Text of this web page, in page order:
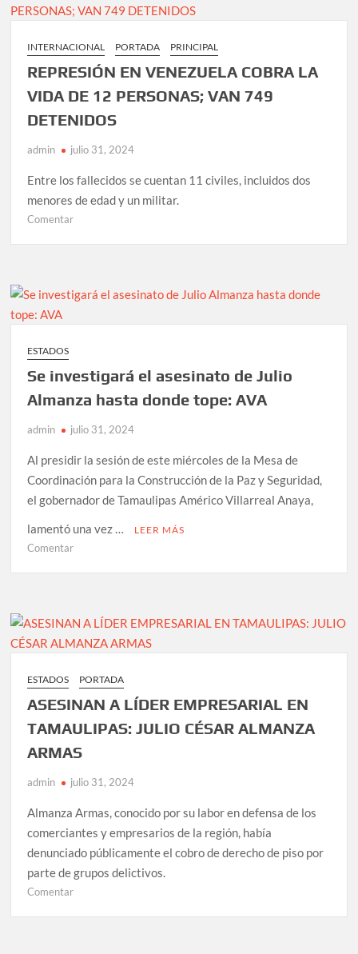
retórica”:
sobre
escuadrones
asesinos
INTERNACIONAL PORTADA PRINCIPAL
REPRESIÓN EN VENEZUELA COBRA LA
VIDA DE 12 PERSONAS; VAN 749
DETENIDOS
admin julio 31, 2024
Entre los fallecidos se cuentan 11 civiles, incluidos dos
menores de edad y un militar.
Comentaren
COBRA
VIDA
PERSONAS;
DETENIDOS
ESTADOS
Se investigará el asesinato de Julio
Almanza hasta donde tope: AVA
admin julio 31, 2024
Al presidir la sesión de este miércoles de la Mesa de
Coordinación para la Construcción de la Paz y Seguridad,
el gobernador de Tamaulipas Américo Villarreal Anaya,
lamentó una vez …
LEER MÁS
Comentaren
asesinato
Julio
hasta
donde
tope:
ESTADOS PORTADA
ASESINAN A LÍDER EMPRESARIAL EN
TAMAULIPAS: JULIO CÉSAR ALMANZA
ARMAS
admin julio 31, 2024
Almanza Armas, conocido por su labor en defensa de los
comerciantes y empresarios de la región, había
denunciado públicamente el cobro de derecho de piso por
parte de grupos delictivos.
Comentaren